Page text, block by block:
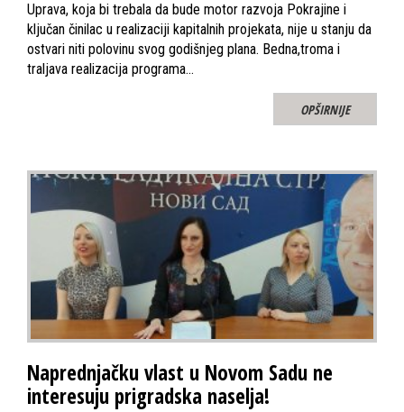
Uprava, koja bi trebala da bude motor razvoja Pokrajine i
ključan činilac u realizaciji kapitalnih projekata, nije u stanju da
ostvari niti polovinu svog godišnjeg plana. Bedna,troma i
traljava realizacija programa…
OPŠIRNIJE
Naprednjačku vlast u Novom Sadu ne
interesuju prigradska naselja!